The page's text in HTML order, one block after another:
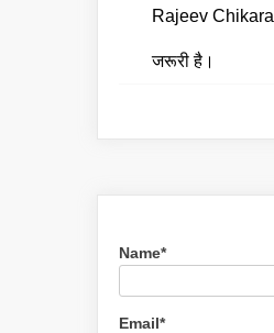
Rajeev Chikara
जरूरी है।
Name*
Email*